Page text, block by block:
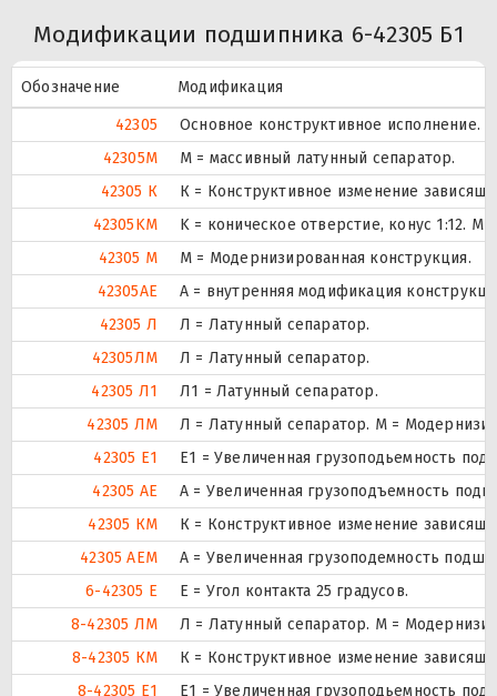
Модификации подшипника 6-42305 Б1
Обозначение
Модификация
42305
Основное конструктивное исполнение.
42305M
M = массивный латунный сепаратор.
42305 К
К = Конструктивное изменение
42305KM
K = коническое отверстие, конус 1:12.
42305 М
М = Модернизированная конструкция.
42305AE
A = внутренняя модификация
42305 Л
Л = Латунный сепаратор.
42305ЛM
Л = Латунный сепаратор.
42305 Л1
Л1 = Латунный сепаратор.
42305 ЛМ
Л = Латунный сепаратор. М =
42305 Е1
E1 = Увеличенная грузоподьемность
42305 АЕ
А = Увеличенная грузоподъемность
42305 КМ
К = Конструктивное изменение
42305 АЕМ
А = Увеличенная грузоподемность
6-42305 Е
E = Угол контакта 25 градусов.
8-42305 ЛМ
Л = Латунный сепаратор. М =
8-42305 КМ
К = Конструктивное изменение
8-42305 Е1
E1 = Увеличенная грузоподьемность